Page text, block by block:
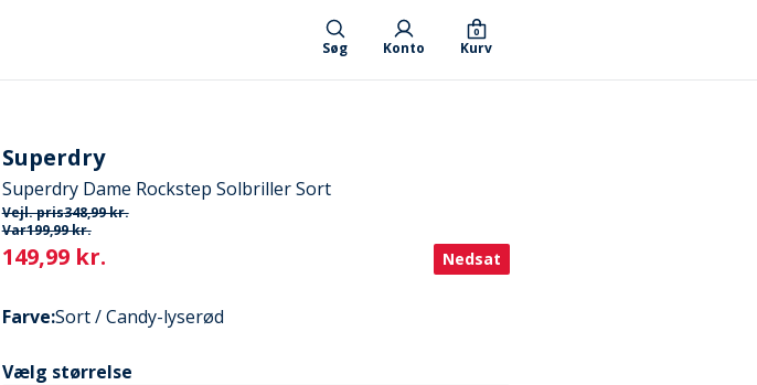
Søg Konto Kurv
0
Superdry
Superdry Dame Rockstep Solbriller Sort
Vejl. pris348,99 kr.
Var199,99 kr.
Current
149,99 kr. Nedsat
Farve:Sort / Candy-lyserød
Vælg størrelse